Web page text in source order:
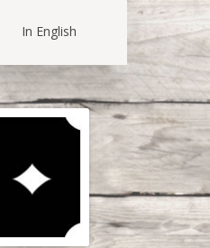
In English